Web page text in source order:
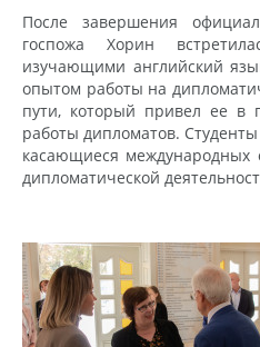
После завершения
госпожа Хорин
изучающими английский
опытом работы на
пути, который привел ее в
работы дипломатов.
касающиеся международных
дипломатической